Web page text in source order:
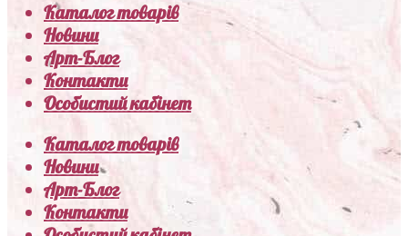
Каталог товарів
Новини
Арт-Блог
Контакти
Особистий кабінет
Каталог товарів
Новини
Арт-Блог
Контакти